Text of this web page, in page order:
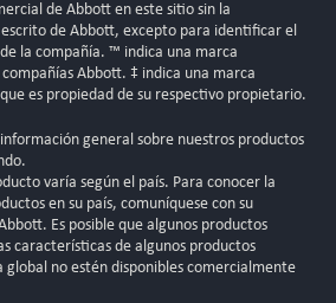
de Abbott en este sitio sin la
de Abbott, excepto para identificar el
la compañía. ™ indica una marca
Abbott. ‡ indica una marca
es propiedad de su respectivo propietario.
general sobre nuestros productos
varía según el país. Para conocer la
en su país, comuníquese con su
Es posible que algunos productos
características de algunos productos
global no estén disponibles comercialmente